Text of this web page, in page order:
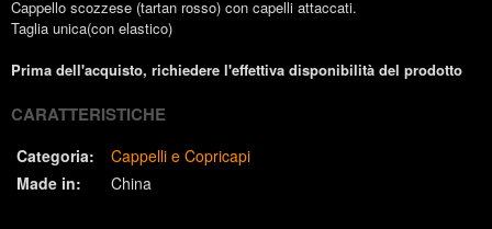
Cappello scozzese (tartan rosso) con capelli attaccati.
Taglia unica(con elastico)
Prima dell'acquisto, richiedere l'effettiva disponibilità del prodotto
CARATTERISTICHE
Categoria:
Cappelli e Copricapi
Made in:
China